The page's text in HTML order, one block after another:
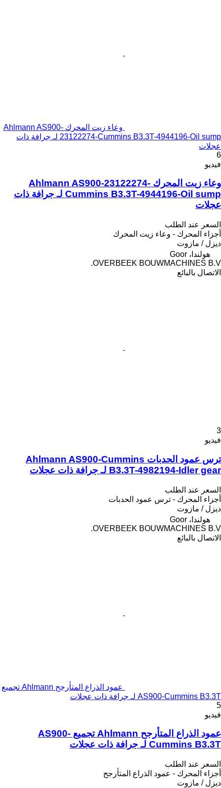
وعاء زيت المحرك Ahlmann AS900-
23122274-Cummins B3.3T-4944196-Oil sump لـ جرافة ذات
عجلات
6
فيديو
وعاء زيت المحرك Ahlmann AS900-23122274-
Cummins B3.3T-4944196-Oil sump لـ جرافة ذات
عجلات
السعر عند الطلب
أجزاء المحرك - وعاء زيت المحرك
ديزل / مازوت
هولندا، Goor
OVERBEEK BOUWMACHINES B.V.
الاتصال بالبائع
3
فيديو
ترس عمود الحدبات Ahlmann AS900-Cummins
B3.3T-4982194-Idler gear لـ جرافة ذات عجلات
السعر عند الطلب
أجزاء المحرك - ترس عمود الحدبات
ديزل / مازوت
هولندا، Goor
OVERBEEK BOUWMACHINES B.V.
الاتصال بالبائع
عمود الذراع المتأرجح Ahlmann تجميع
AS900-Cummins B3.3T لـ جرافة ذات عجلات
5
فيديو
عمود الذراع المتأرجح Ahlmann تجميع AS900-
Cummins B3.3T لـ جرافة ذات عجلات
السعر عند الطلب
أجزاء المحرك - عمود الذراع المتأرجح
ديزل / مازوت